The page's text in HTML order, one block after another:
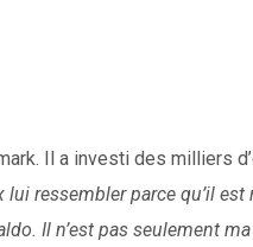
Il a investi des milliers
lui ressembler parce qu’il est
Il n’est pas seulement